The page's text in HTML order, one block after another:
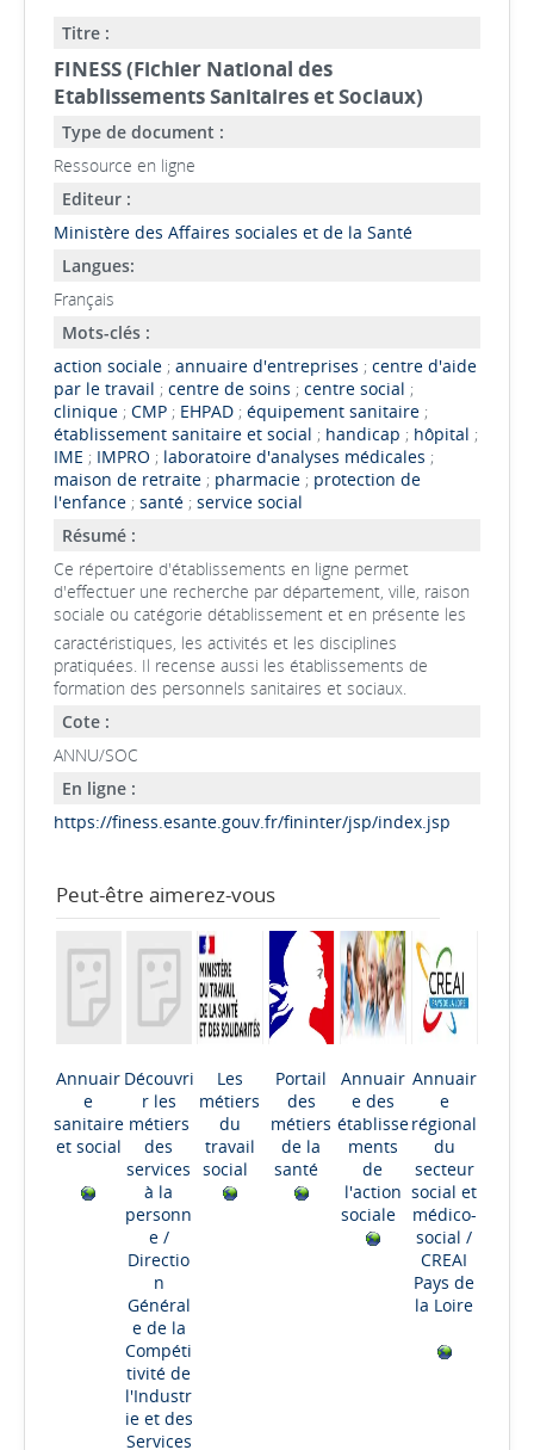
Titre :
FINESS (Fichier National des
Etablissements Sanitaires et Sociaux)
Type de document :
Ressource en ligne
Editeur :
Ministère des Affaires sociales et de la Santé
Langues:
Français
Mots-clés :
action sociale; annuaire d'entreprises ; centre d'aide
par le travail ; centre de soins ; centre social ;
clinique; CMP; EHPAD; équipement sanitaire;
établissement sanitaire et social ; handicap ; hôpital ;
IME ; IMPRO ; laboratoire d'analyses médicales ;
maison de retraite; pharmacie; protection de
l'enfance; santé; service social
Résumé :
Ce répertoire d'établissements en ligne permet
d'effectuer une recherche par département, ville, raison
sociale ou catégorie détablissement et en présente les
caractéristiques, les activités et les disciplines
pratiquées. Il recense aussi les établissements de
formation des personnels sanitaires et sociaux.
Cote :
ANNU/SOC
En ligne :
https://finess.esante.gouv.fr/fininter/jsp/index.jsp
Peut-être aimerez-vous
Annuair
e
sanitaire
et social
Découvri
r les
métiers
des
services
à la
personn
e/
Directio
n
Général
e de la
Compéti
tivité de
l'Industr
ie et des
Services
Les
métiers
du
travail
social
Portail
des
métiers
de la
santé
Annuair
e des
établisse
ments
de
l'action
sociale
Annuair
e
régional
du
secteur
social et
médico-
social /
CREAI
Pays de
la Loire